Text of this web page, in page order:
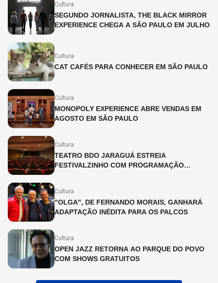
Cultura
SEGUNDO JORNALISTA, THE BLACK MIRROR
EXPERIENCE CHEGA A SÃO PAULO EM JULHO
Cultura
CAT CAFÉS PARA CONHECER EM SÃO PAULO
Cultura
MONOPOLY EXPERIENCE ABRE VENDAS EM
AGOSTO EM SÃO PAULO
Cultura
TEATRO BDO JARAGUÁ ESTREIA
FESTIVALZINHO COM PROGRAMAÇÃO
Cultura
"OLGA", DE FERNANDO MORAIS, GANHARÁ
ADAPTAÇÃO INÉDITA PARA OS PALCOS
Cultura
OPEN JAZZ RETORNA AO PARQUE DO POVO
COM SHOWS GRATUITOS